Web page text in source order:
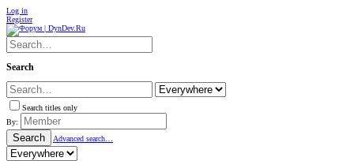
Log in
Register
Search
Search titles only
By:
Search Advanced search…